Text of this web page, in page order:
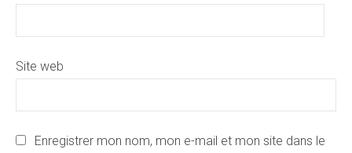
Site web
Enregistrer mon nom, mon e-mail et mon site dans le